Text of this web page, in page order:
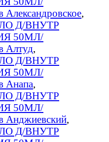
,
Д/ВНУТР
50МЛ/
,
Д/ВНУТР
50МЛ/
,
Д/ВНУТР
50МЛ/
,
Д/ВНУТР